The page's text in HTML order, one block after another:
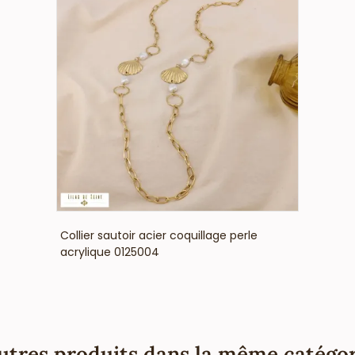
VOIR LE PRIX
Collier sautoir acier coquillage perle
acrylique 0125004